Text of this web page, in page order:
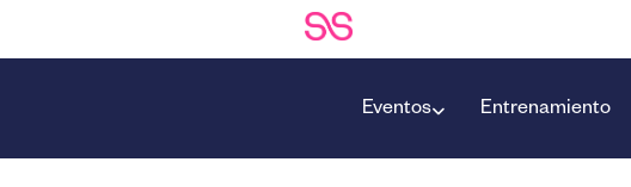
Eventos Entrenamiento